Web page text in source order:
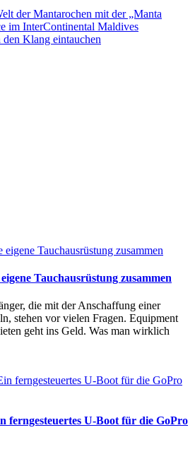
der Mantarochen mit der „Manta
im InterContinental Maldives
Klang eintauchen
Tauchausrüstung zusammen
die mit der Anschaffung einer
stehen vor vielen Fragen. Equipment
geht ins Geld. Was man wirklich
ferngesteuertes U-Boot für die GoPro